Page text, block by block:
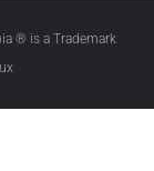
® is a Trademark